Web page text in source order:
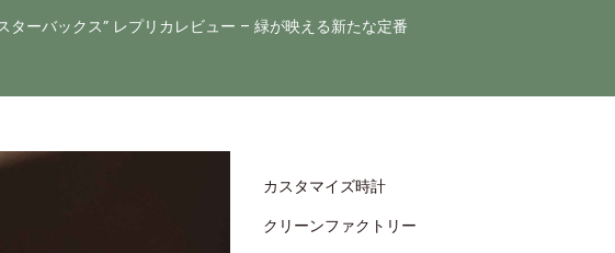
ターバックス” レプリカレビュー – 緑が映える新たな定番
カスタマイズ時計
クリーンファクトリー